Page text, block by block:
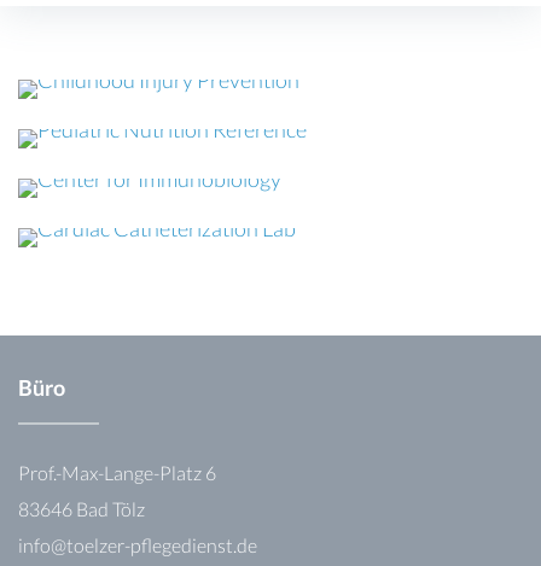
Büro
Prof.-Max-Lange-Platz 6
83646 Bad Tölz
info@toelzer-pflegedienst.de